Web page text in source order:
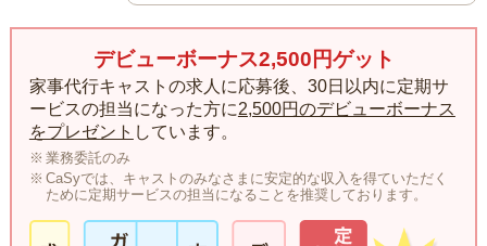
デビューボーナス2,500円ゲット
家事代行キャストの求人に応募後、30日以内に定期サ
ービスの担当になった方に2,500円のデビューボーナス
をプレゼント しています。
業務委託のみ
CaSyでは、キャストのみなさまに安定的な収入を得ていただく
ために定期サービスの担当になることを推奨しております。